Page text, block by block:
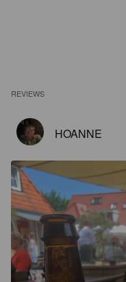
REVIEWS
HOANNE